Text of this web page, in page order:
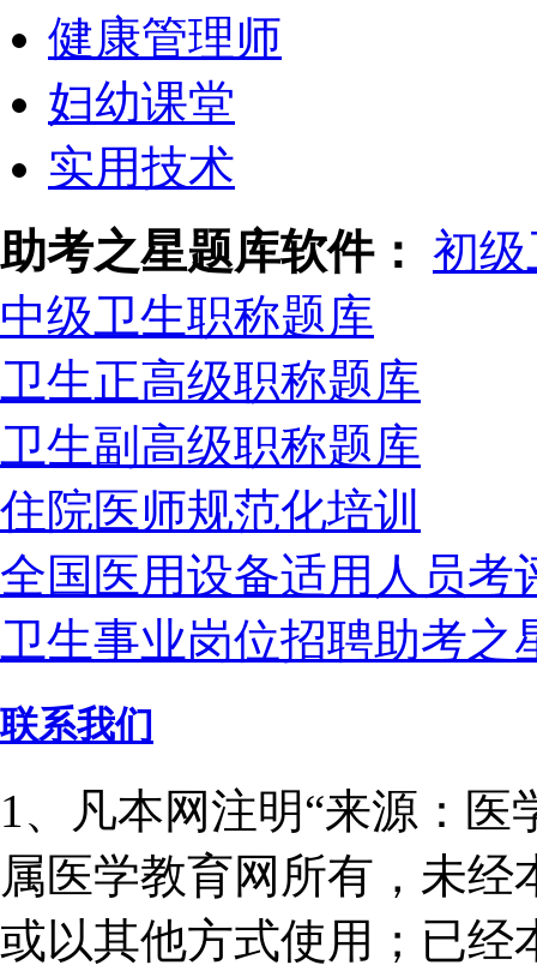
健康管理师
妇幼课堂
实用技术
助考之星题库软件： 初
中级卫生职称题库
卫生正高级职称题库
卫生副高级职称题库
住院医师规范化培训
全国医用设备适用人员考
卫生事业岗位招聘助考之
联系我们
1、凡本网注明“来源：
属医学教育网所有，未
或以其他方式使用；已经